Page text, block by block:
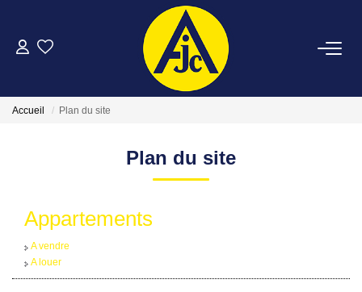
ACHETER
ESTIMER
FAIRE GÉRER
NOTRE AGENCE
Accueil Plan du site
Plan du site
Appartements
A vendre
A louer